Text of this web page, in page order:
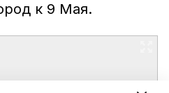
к 9 Мая.